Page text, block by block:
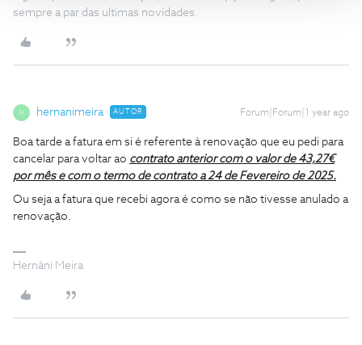
sempre a par das ultimas novidades.
H hernanimeira AUTOR Forum|Forum|1 year ago
Boa tarde a fatura em si é referente à renovação que eu pedi para
cancelar para voltar ao contrato anterior com o valor de 43,27€
por mês e com o termo de contrato a 24 de Fevereiro de 2025.
Ou seja a fatura que recebi agora é como se não tivesse anulado a
renovação.
Hernâni Meira